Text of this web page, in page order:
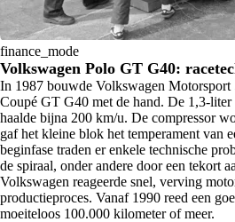
finance_mode
Volkswagen Polo GT G40:
In 1987 bouwde Volkswagen Motorsport
Coupé GT G40 met de hand. De 1,3-liter
haalde bijna 200 km/u. De compressor
gaf het kleine blok het temperament van
beginfase traden er enkele technische
de spiraal, onder andere door een tekort
Volkswagen reageerde snel, verving
productieproces. Vanaf 1990 reed een
moeiteloos 100.000 kilometer of meer.